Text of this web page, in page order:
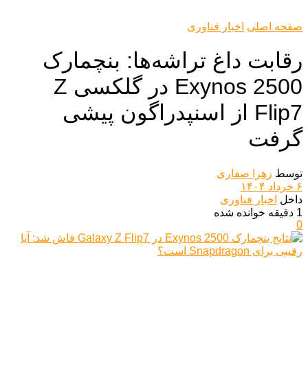
صفحه اصلی اخبار فناوری
رقابت داغ تراشه‌ها: بنچمارک
Exynos 2500 در گلکسی Z
Flip7 از اسنپدراگون پیشی
گرفت
توسط زهرا صفاری
۶ خرداد ۱۴۰۴
داخل اخبار فناوری
1 دقیقه خوانده شده
0